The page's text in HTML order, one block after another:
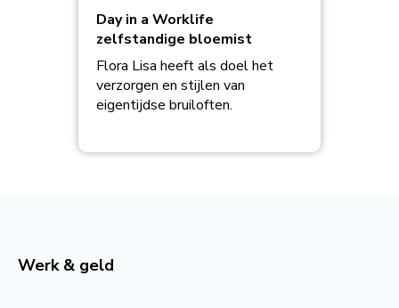
Day in a Worklife
zelfstandige bloemist
Flora Lisa heeft als doel het
verzorgen en stijlen van
eigentijdse bruiloften.
Werk & geld